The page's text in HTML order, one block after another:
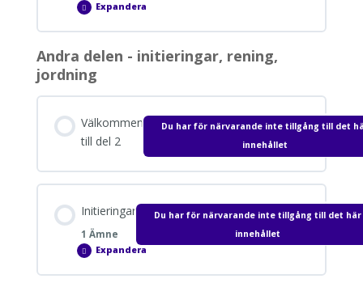
Expandera
Övningar
delen
Avsnitt innehåll
0% SLUTFÖRT
Lär känna de nya symbolerna
Reiju Booster
Andra delen - initieringar, rening,
jordning
Välkommen
till del 2
Du har för närvarande inte tillgång till det
innehållet
Initieringar
1 Ämne
Du har för närvarande inte tillgång till det här
innehållet
Expandera
Initieringar